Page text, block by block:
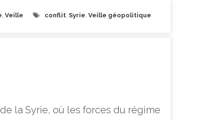
Veille conflit Syrie Veille géopolitique
la Syrie, où les forces du régime